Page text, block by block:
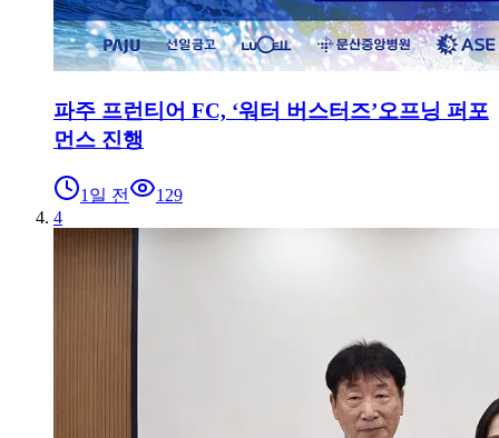
파주 프런티어 FC, ‘워터 버스터즈’오프닝 퍼포
먼스 진행
1일 전
129
4